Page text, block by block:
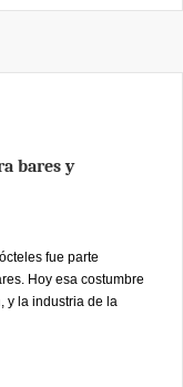
bares y
fue parte
Hoy esa costumbre
y la industria de la